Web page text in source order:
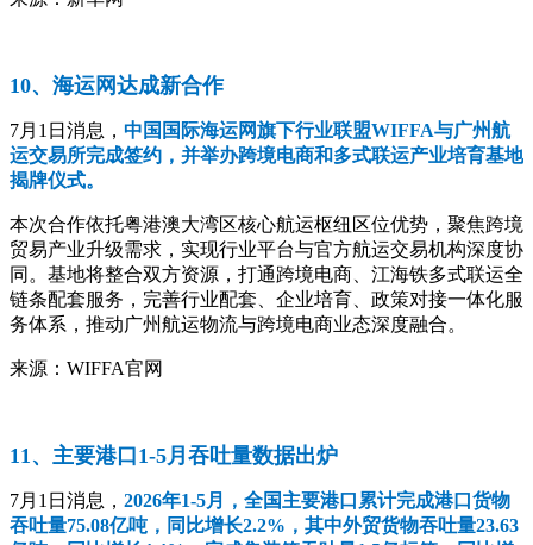
10、海运网达成新合作
7月1日消息， 中国国际海运网旗下行业联盟WIFFA与广州航
运交易所完成签约，并举办跨境电商和多式联运产业培育基地
揭牌仪式。
本次合作依托粤港澳大湾区核心航运枢纽区位优势，聚焦跨境
贸易产业升级需求，实现行业平台与官方航运交易机构深度协
同。基地将整合双方资源，打通跨境电商、江海铁多式联运全
链条配套服务，完善行业配套、企业培育、政策对接一体化服
务体系，推动广州航运物流与跨境电商业态深度融合。
来源：WIFFA官网
11、主要港口1-5月吞吐量数据出炉
7月1日消息， 2026年1-5月，全国主要港口累计完成港口货物
吞吐量75.08亿吨，同比增长2.2%，其中外贸货物吞吐量23.63